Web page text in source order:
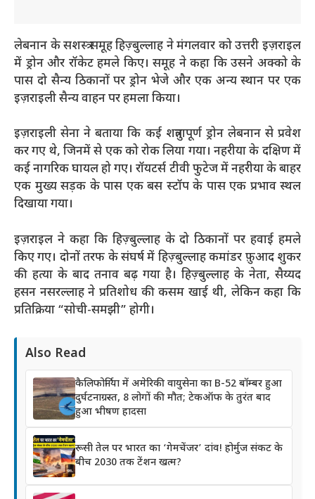
लेबनान के सशस्त्र समूह हिज़्बुल्लाह ने मंगलवार को उत्तरी इज़राइल
में ड्रोन और रॉकेट हमले किए। समूह ने कहा कि उसने अक्को के
पास दो सैन्य ठिकानों पर ड्रोन भेजे और एक अन्य स्थान पर एक
इज़राइली सैन्य वाहन पर हमला किया।
इज़राइली सेना ने बताया कि कई शत्रुतापूर्ण ड्रोन लेबनान से प्रवेश
कर गए थे, जिनमें से एक को रोक लिया गया। नहरीया के दक्षिण में
कई नागरिक घायल हो गए। रॉयटर्स टीवी फुटेज में नहरीया के बाहर
एक मुख्य सड़क के पास एक बस स्टॉप के पास एक प्रभाव स्थल
दिखाया गया।
इज़राइल ने कहा कि हिज़्बुल्लाह के दो ठिकानों पर हवाई हमले
किए गए। दोनों तरफ के संघर्ष में हिज़्बुल्लाह कमांडर फ़ुआद शुकर
की हत्या के बाद तनाव बढ़ गया है। हिज़्बुल्लाह के नेता, सैय्यद
हसन नसरल्लाह ने प्रतिशोध की कसम खाई थी, लेकिन कहा कि
प्रतिक्रिया “सोची-समझी” होगी।
Also Read
कैलिफोर्निया में अमेरिकी वायुसेना का B-52 बॉम्बर हुआ
दुर्घटनाग्रस्त, 8 लोगों की मौत; टेकऑफ के तुरंत बाद
हुआ भीषण हादसा
रूसी तेल पर भारत का ‘गेमचेंजर’ दांव! होर्मुज संकट के
बीच 2030 तक टेंशन खत्म?